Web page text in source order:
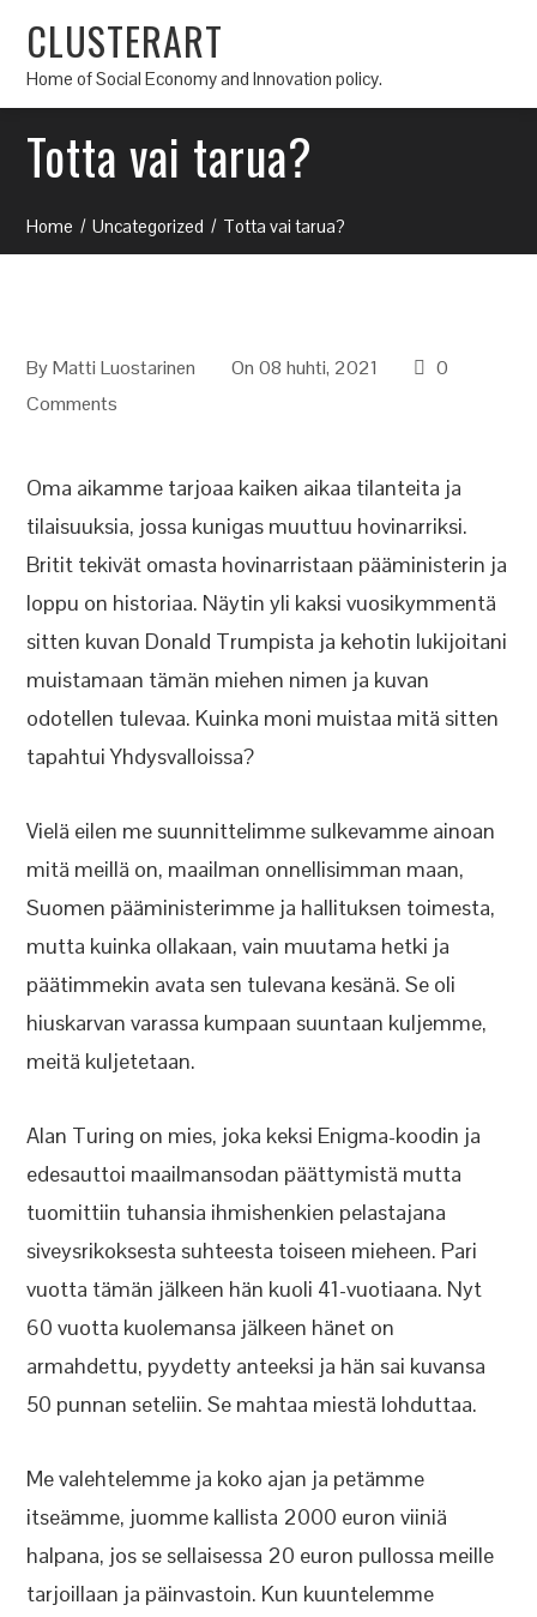
CLUSTERART
Home of Social Economy and Innovation policy.
Totta vai tarua?
Home Uncategorized Totta vai tarua?
ByMatti Luostarinen On 08 huhti, 2021
0
Comments
Oma aikamme tarjoaa kaiken aikaa tilanteita ja
tilaisuuksia, jossa kunigas muuttuu hovinarriksi.
Britit tekivät omasta hovinarristaan pääministerin ja
loppu on historiaa. Näytin yli kaksi vuosikymmentä
sitten kuvan Donald Trumpista ja kehotin lukijoitani
muistamaan tämän miehen nimen ja kuvan
odotellen tulevaa. Kuinka moni muistaa mitä sitten
tapahtui Yhdysvalloissa?
Vielä eilen me suunnittelimme sulkevamme ainoan
mitä meillä on, maailman onnellisimman maan,
Suomen pääministerimme ja hallituksen toimesta,
mutta kuinka ollakaan, vain muutama hetki ja
päätimmekin avata sen tulevana kesänä. Se oli
hiuskarvan varassa kumpaan suuntaan kuljemme,
meitä kuljetetaan.
Alan Turing on mies, joka keksi Enigma-koodin ja
edesauttoi maailmansodan päättymistä mutta
tuomittiin tuhansia ihmishenkien pelastajana
siveysrikoksesta suhteesta toiseen mieheen. Pari
vuotta tämän jälkeen hän kuoli 41-vuotiaana. Nyt
60 vuotta kuolemansa jälkeen hänet on
armahdettu, pyydetty anteeksi ja hän sai kuvansa
50 punnan seteliin. Se mahtaa miestä lohduttaa.
Me valehtelemme ja koko ajan ja petämme
itseämme, juomme kallista 2000 euron viiniä
halpana, jos se sellaisessa 20 euron pullossa meille
tarjoillaan ja päinvastoin. Kun kuuntelemme